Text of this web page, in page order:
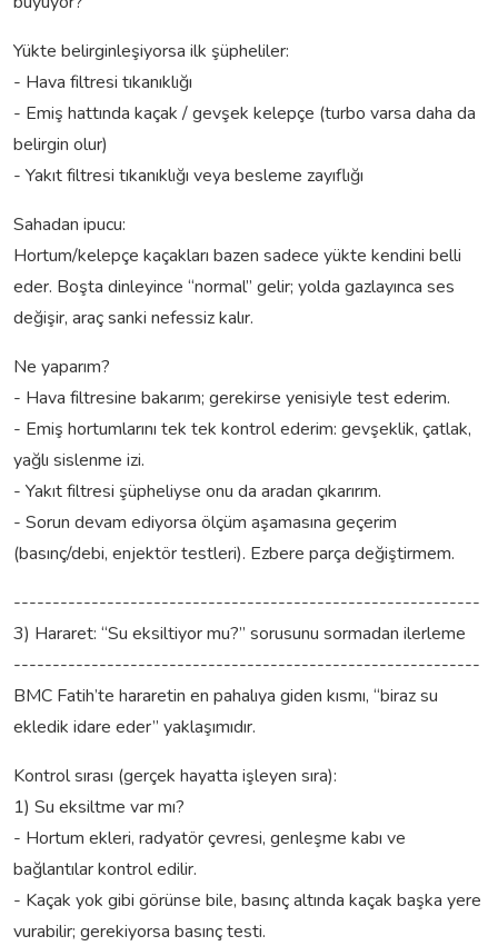
Yükte belirginleşiyorsa ilk şüpheliler:
- Hava filtresi tıkanıklığı
- Emiş hattında kaçak / gevşek kelepçe (turbo varsa daha da
belirgin olur)
- Yakıt filtresi tıkanıklığı veya besleme zayıflığı
Sahadan ipucu:
Hortum/kelepçe kaçakları bazen sadece yükte kendini belli
eder. Boşta dinleyince “normal” gelir; yolda gazlayınca ses
değişir, araç sanki nefessiz kalır.
Ne yaparım?
- Hava filtresine bakarım; gerekirse yenisiyle test ederim.
- Emiş hortumlarını tek tek kontrol ederim: gevşeklik, çatlak,
yağlı sislenme izi.
- Yakıt filtresi şüpheliyse onu da aradan çıkarırım.
- Sorun devam ediyorsa ölçüm aşamasına geçerim
(basınç/debi, enjektör testleri). Ezbere parça değiştirmem.
------------------------------------------------------------
3) Hararet: “Su eksiltiyor mu?” sorusunu sormadan ilerleme
------------------------------------------------------------
BMC Fatih’te hararetin en pahalıya giden kısmı, “biraz su
ekledik idare eder” yaklaşımıdır.
Kontrol sırası (gerçek hayatta işleyen sıra):
1) Su eksiltme var mı?
- Hortum ekleri, radyatör çevresi, genleşme kabı ve
bağlantılar kontrol edilir.
- Kaçak yok gibi görünse bile, basınç altında kaçak başka yere
vurabilir; gerekiyorsa basınç testi.